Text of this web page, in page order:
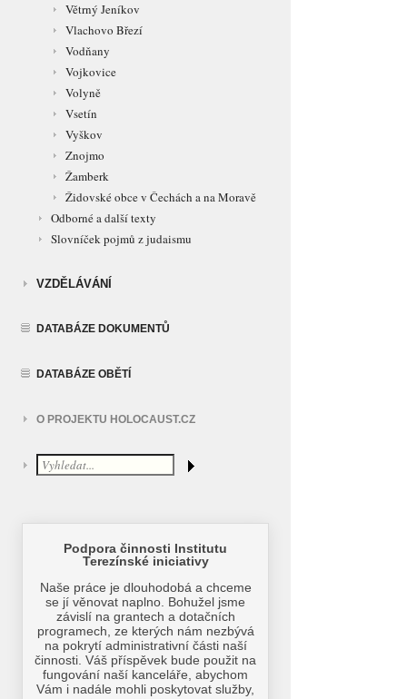
Větrný Jeníkov
Vlachovo Březí
Vodňany
Vojkovice
Volyně
Vsetín
Vyškov
Znojmo
Žamberk
Židovské obce v Čechách a na Moravě
Odborné a další texty
Slovníček pojmů z judaismu
VZDĚLÁVÁNÍ
DATABÁZE DOKUMENTŮ
DATABÁZE OBĚTÍ
O PROJEKTU HOLOCAUST.CZ